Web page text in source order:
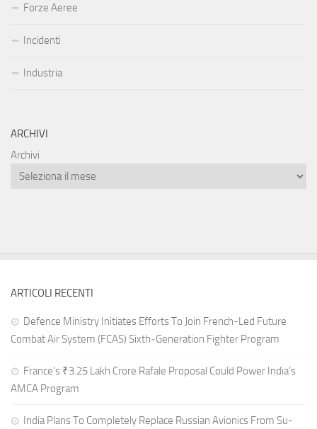
Forze Aeree
Incidenti
Industria
ARCHIVI
Archivi
ARTICOLI RECENTI
Defence Ministry Initiates Efforts To Join French-Led Future
Combat Air System (FCAS) Sixth‑Generation Fighter Program
France’s ₹3.25 Lakh Crore Rafale Proposal Could Power India’s
AMCA Program
India Plans To Completely Replace Russian Avionics From Su-